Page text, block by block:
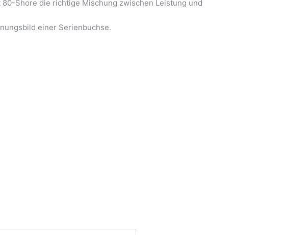
Shore die richtige Mischung zwischen Leistung und
einer Serienbuchse.
Person: